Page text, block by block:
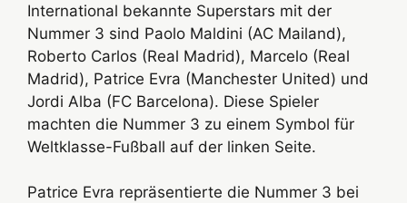
International bekannte Superstars mit der
Nummer 3 sind Paolo Maldini (AC Mailand),
Roberto Carlos (Real Madrid), Marcelo (Real
Madrid), Patrice Evra (Manchester United) und
Jordi Alba (FC Barcelona). Diese Spieler
machten die Nummer 3 zu einem Symbol für
Weltklasse-Fußball auf der linken Seite.
Patrice Evra repräsentierte die Nummer 3 bei